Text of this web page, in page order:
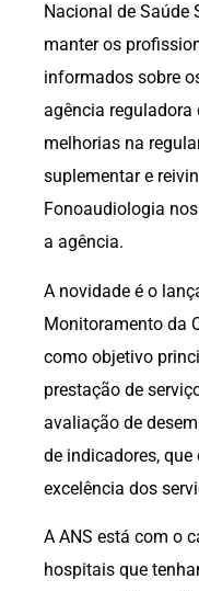
Nacional de Saúde
manter os
informados sobre
agência reguladora
melhorias na
suplementar e
Fonoaudiologia
a agência.
A novidade é o
Monitoramento da
como objetivo
prestação de
avaliação de
de indicadores,
excelência dos
A ANS está com o
hospitais que